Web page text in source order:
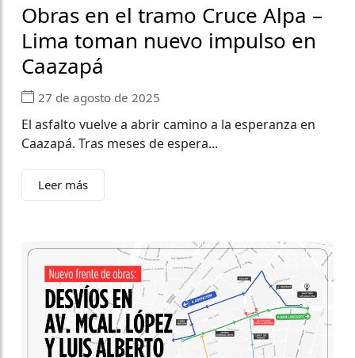
Obras en el tramo Cruce Alpa –
Lima toman nuevo impulso en
Caazapá
27 de agosto de 2025
El asfalto vuelve a abrir camino a la esperanza en
Caazapá. Tras meses de espera...
Leer más